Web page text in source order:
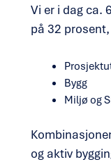
Vi er i dag ca.
på 32
Bygg
Miljø og
og aktiv